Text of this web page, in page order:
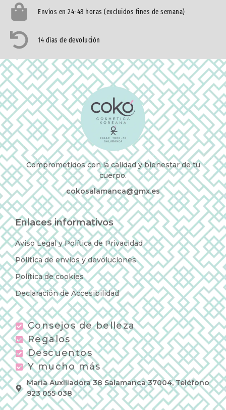
Envíos en 24-48 horas (excluidos fines de semana)
14 días de devolución
Comprometidos con la calidad y bienestar de tu
cuerpo.
cokosalamanca@gmx.es
Enlaces informativos
Aviso Legal y Política de Privacidad
Política de envíos y devoluciones
Política de cookies
Declaración de Accesibilidad
Consejos de belleza
Regalos
Descuentos
Y mucho más
Maria Auxiliadora 38 Salamanca 37004, Teléfono
923 055 038